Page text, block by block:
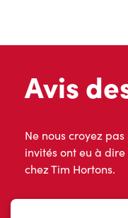
Avis
Ne nous croyez
invités ont eu à
chez Tim Hortons.